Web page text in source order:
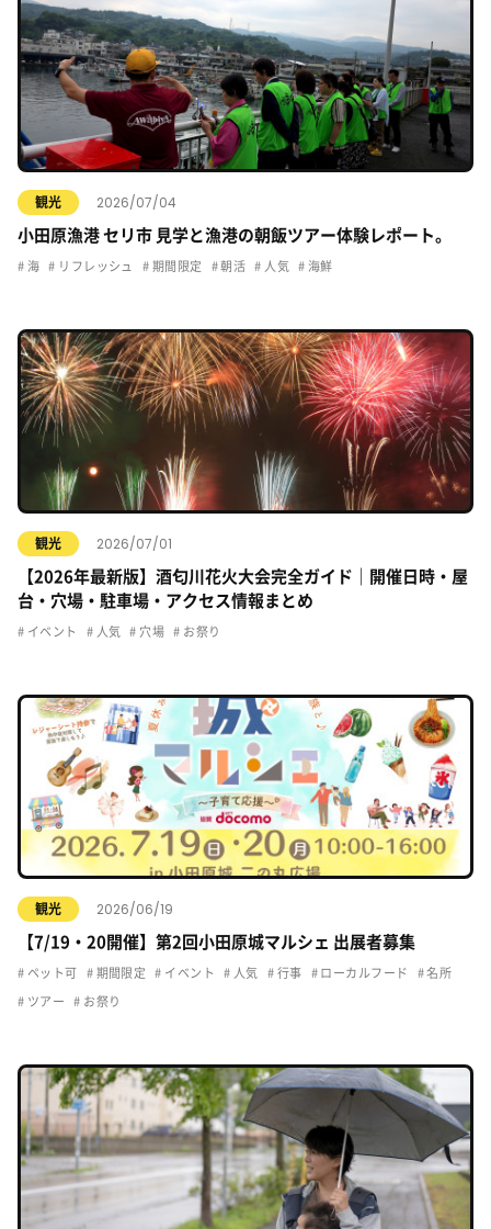
観光 2026/07/04
小田原漁港 セリ市 見学と漁港の朝飯ツアー体験レポート。
海 リフレッシュ 期間限定 朝活 人気 海鮮
観光 2026/07/01
【2026年最新版】酒匂川花火大会完全ガイド｜開催日時・屋
台・穴場・駐車場・アクセス情報まとめ
イベント 人気 穴場 お祭り
観光 2026/06/19
【7/19・20開催】第2回小田原城マルシェ 出展者募集
ペット可 期間限定 イベント 人気 行事 ローカルフード 名所
ツアー お祭り